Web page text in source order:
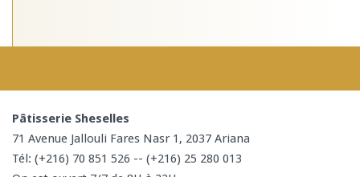
Pâtisserie Sheselles
71 Avenue Jallouli Fares Nasr 1, 2037 Ariana
Tél: (+216) 70 851 526 -- (+216) 25 280 013